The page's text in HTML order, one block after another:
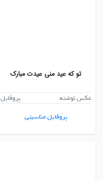
تو که عید منی عیدت مبارک
عکس نوشته
پروفایل
پروفایل مناسبتی